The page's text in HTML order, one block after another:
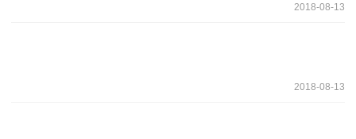
2018-08-13
2018-08-13